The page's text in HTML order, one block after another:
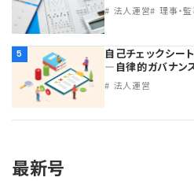
法人運営 理事・
5
自己チェックシー
―自律的ガバナン
法人運営
最新号